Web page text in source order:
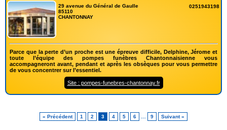
29 avenue du Général de Gaulle
85110
CHANTONNAY
0251943198
Parce que la perte d’un proche est une épreuve difficile, Delphine, Jérome et
toute l’équipe des pompes funèbres Chantonnaisienne vous
accompagneront avant, pendant et après les obsèques pour vous permettre
de vous concentrer sur l’essentiel.
Site : pompes-funebres-chantonnay.fr
« Précédent 1 2 3 4 5 6 … 9 Suivant »